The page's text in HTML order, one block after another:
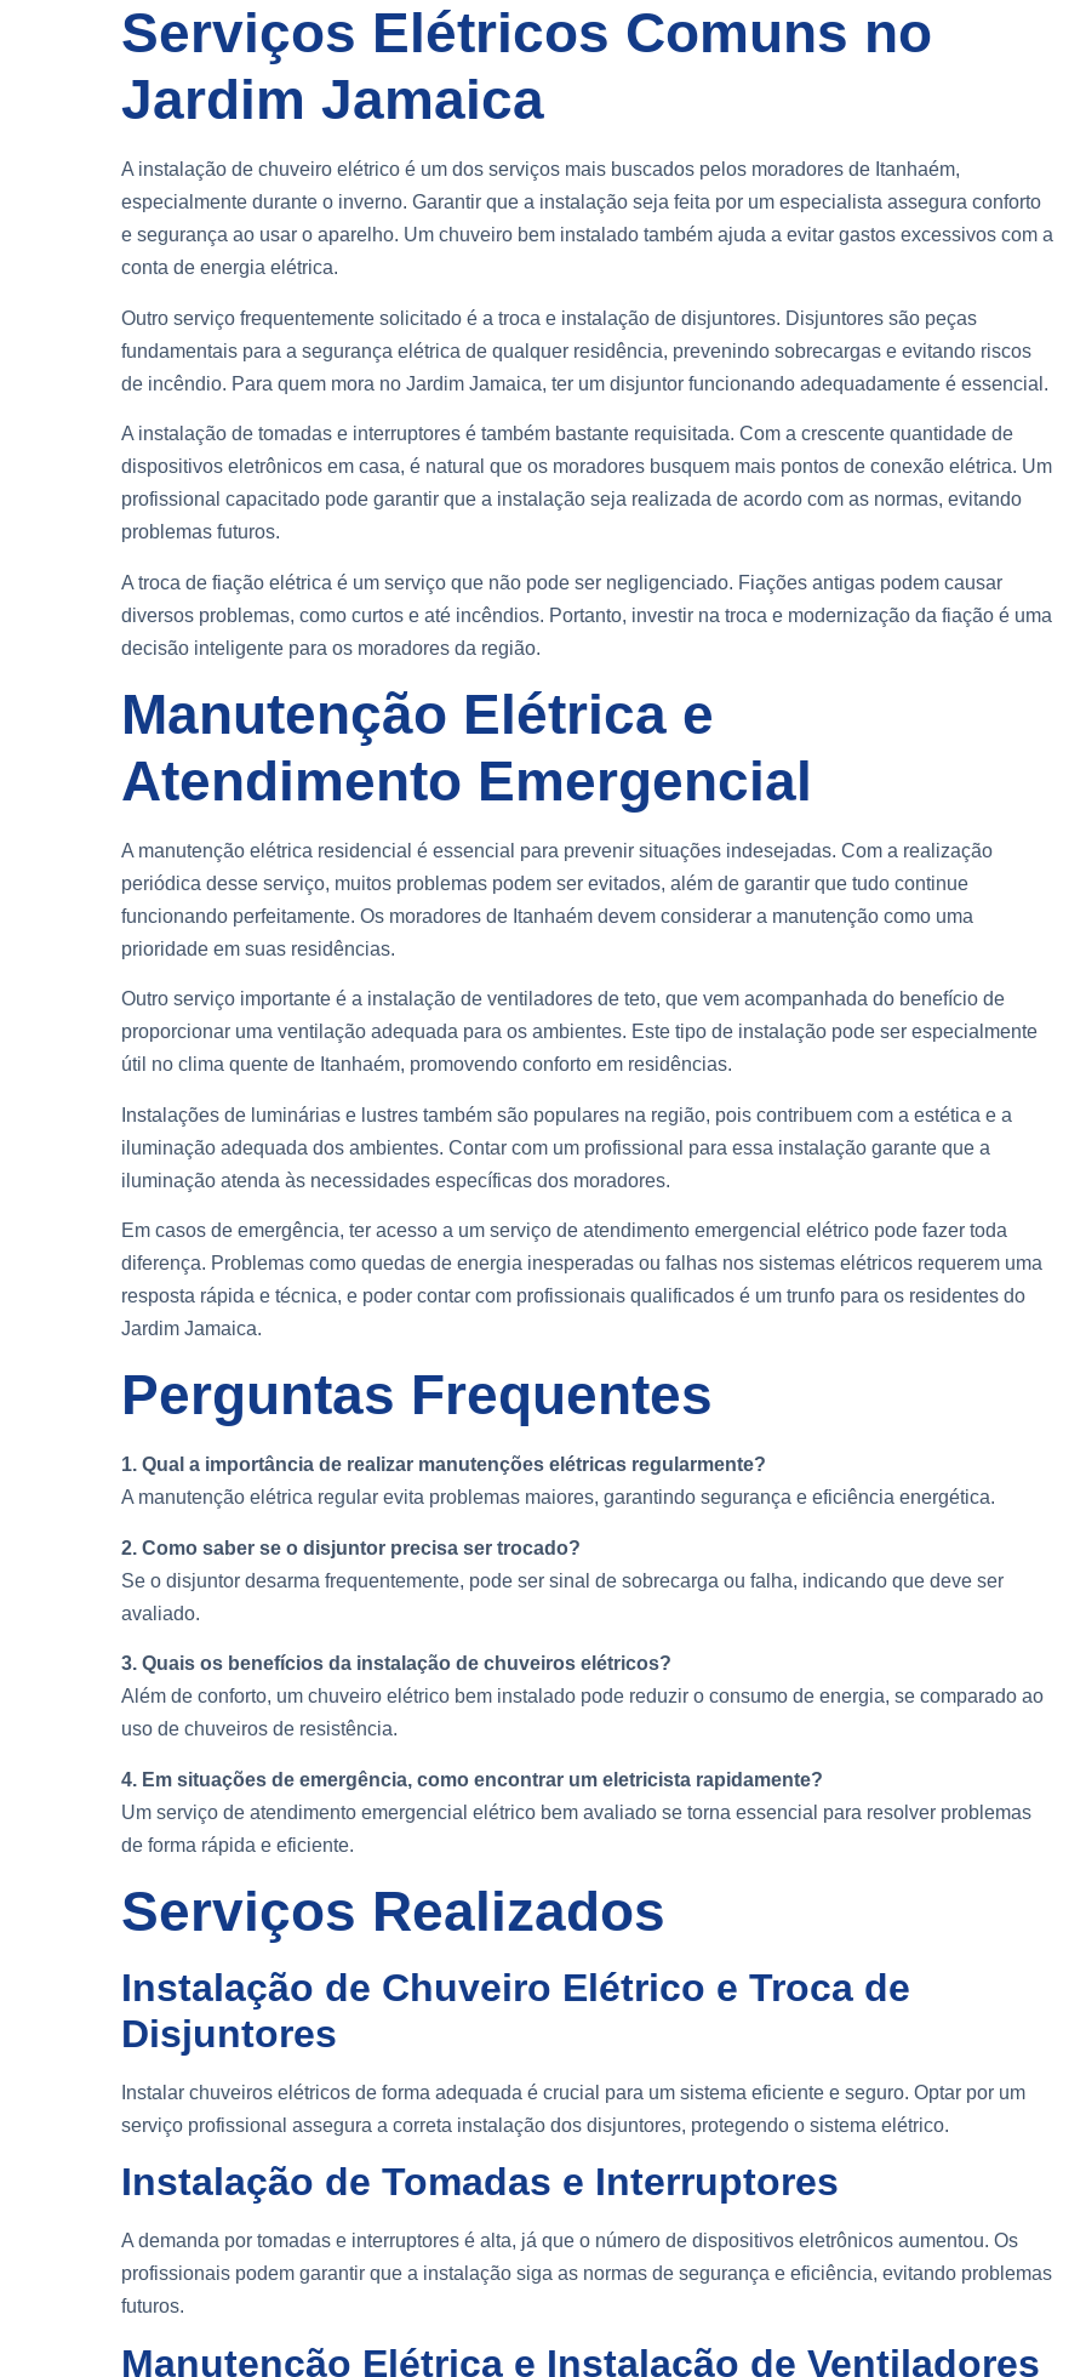
Serviços Elétricos Comuns no
Jardim Jamaica
A instalação de chuveiro elétrico é um dos serviços mais buscados pelos moradores de Itanhaém,
especialmente durante o inverno. Garantir que a instalação seja feita por um especialista assegura conforto
e segurança ao usar o aparelho. Um chuveiro bem instalado também ajuda a evitar gastos excessivos com a
conta de energia elétrica.
Outro serviço frequentemente solicitado é a troca e instalação de disjuntores. Disjuntores são peças
fundamentais para a segurança elétrica de qualquer residência, prevenindo sobrecargas e evitando riscos
de incêndio. Para quem mora no Jardim Jamaica, ter um disjuntor funcionando adequadamente é essencial.
A instalação de tomadas e interruptores é também bastante requisitada. Com a crescente quantidade de
dispositivos eletrônicos em casa, é natural que os moradores busquem mais pontos de conexão elétrica. Um
profissional capacitado pode garantir que a instalação seja realizada de acordo com as normas, evitando
problemas futuros.
A troca de fiação elétrica é um serviço que não pode ser negligenciado. Fiações antigas podem causar
diversos problemas, como curtos e até incêndios. Portanto, investir na troca e modernização da fiação é uma
decisão inteligente para os moradores da região.
Manutenção Elétrica e
Atendimento Emergencial
A manutenção elétrica residencial é essencial para prevenir situações indesejadas. Com a realização
periódica desse serviço, muitos problemas podem ser evitados, além de garantir que tudo continue
funcionando perfeitamente. Os moradores de Itanhaém devem considerar a manutenção como uma
prioridade em suas residências.
Outro serviço importante é a instalação de ventiladores de teto, que vem acompanhada do benefício de
proporcionar uma ventilação adequada para os ambientes. Este tipo de instalação pode ser especialmente
útil no clima quente de Itanhaém, promovendo conforto em residências.
Instalações de luminárias e lustres também são populares na região, pois contribuem com a estética e a
iluminação adequada dos ambientes. Contar com um profissional para essa instalação garante que a
iluminação atenda às necessidades específicas dos moradores.
Em casos de emergência, ter acesso a um serviço de atendimento emergencial elétrico pode fazer toda
diferença. Problemas como quedas de energia inesperadas ou falhas nos sistemas elétricos requerem uma
resposta rápida e técnica, e poder contar com profissionais qualificados é um trunfo para os residentes do
Jardim Jamaica.
Perguntas Frequentes
1. Qual a importância de realizar manutenções elétricas regularmente?
A manutenção elétrica regular evita problemas maiores, garantindo segurança e eficiência energética.
2. Como saber se o disjuntor precisa ser trocado?
Se o disjuntor desarma frequentemente, pode ser sinal de sobrecarga ou falha, indicando que deve ser
avaliado.
3. Quais os benefícios da instalação de chuveiros elétricos?
Além de conforto, um chuveiro elétrico bem instalado pode reduzir o consumo de energia, se comparado ao
uso de chuveiros de resistência.
4. Em situações de emergência, como encontrar um eletricista rapidamente?
Um serviço de atendimento emergencial elétrico bem avaliado se torna essencial para resolver problemas
de forma rápida e eficiente.
Serviços Realizados
Instalação de Chuveiro Elétrico e Troca de
Disjuntores
Instalar chuveiros elétricos de forma adequada é crucial para um sistema eficiente e seguro. Optar por um
serviço profissional assegura a correta instalação dos disjuntores, protegendo o sistema elétrico.
Instalação de Tomadas e Interruptores
A demanda por tomadas e interruptores é alta, já que o número de dispositivos eletrônicos aumentou. Os
profissionais podem garantir que a instalação siga as normas de segurança e eficiência, evitando problemas
futuros.
Manutenção Elétrica e Instalação de Ventiladores